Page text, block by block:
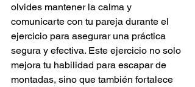
olvides mantener la calma y
comunicarte con tu pareja durante el
ejercicio para asegurar una práctica
segura y efectiva. Este ejercicio no solo
mejora tu habilidad para escapar de
montadas, sino que también fortalece